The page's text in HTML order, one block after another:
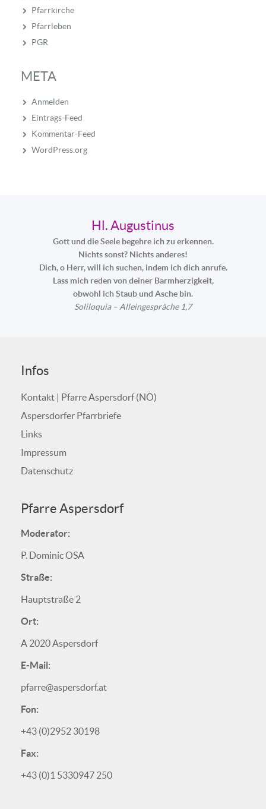
Pfarrkirche
Pfarrleben
PGR
META
Anmelden
Eintrags-Feed
Kommentar-Feed
WordPress.org
Hl. Augustinus
Gott und die Seele begehre ich zu erkennen.
Nichts sonst? Nichts anderes!
Dich, o Herr, will ich suchen, indem ich dich anrufe.
Lass mich reden von deiner Barmherzigkeit,
obwohl ich Staub und Asche bin.
Soliloquia – Alleingespräche 1,7
Infos
Kontakt | Pfarre Aspersdorf (NÖ)
Aspersdorfer Pfarrbriefe
Links
Impressum
Datenschutz
Pfarre Aspersdorf
Moderator:
P. Dominic OSA
Straße:
Hauptstraße 2
Ort:
A 2020 Aspersdorf
E-Mail:
pfarre@aspersdorf.at
Fon:
+43 (0)2952 30198
Fax:
+43 (0)1 5330947 250